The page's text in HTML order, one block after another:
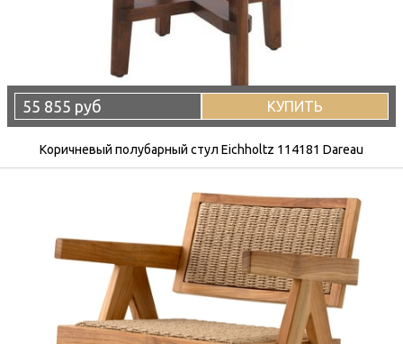
55 855 руб КУПИТЬ
Коричневый полубарный стул Eichholtz 114181 Dareau